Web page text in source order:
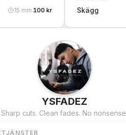
15 min 100kr Skägg
YSFADEZ
Sharp cuts. Clean fades. No
TJÄNSTER